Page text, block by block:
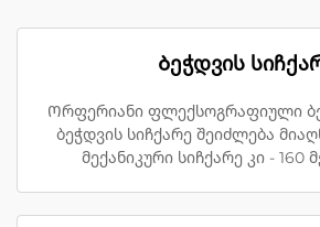
Ბეჭდვის
Ორფერიანი ფლექსოგრაფიული
ბეჭდვის სიჩქარე შეიძლება
მექანიკური სიჩქარე კი - 160